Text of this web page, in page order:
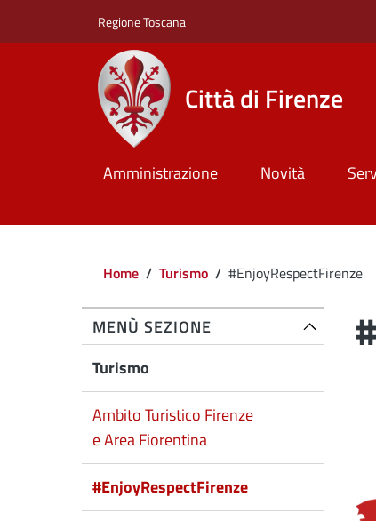
Regione Toscana
Città di Firenze
Amministrazione Novità
Briciole di pane
Home / Turismo / #EnjoyRespectFirenze
MENÙ SEZIONE
Turismo
Ambito Turistico Firenze
e Area Fiorentina
#EnjoyRespectFirenze